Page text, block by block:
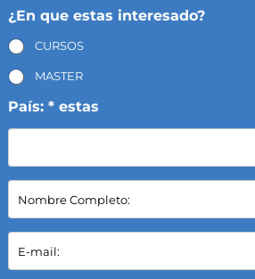
¿En que estas interesado?
CURSOS
MASTER
País: * estas
N
m
b
e
E
m